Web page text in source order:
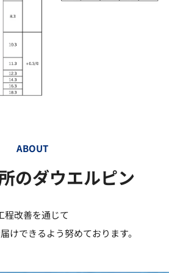
ABOUT
のダウエルピン
程改善を通じて
けできるよう努めております。